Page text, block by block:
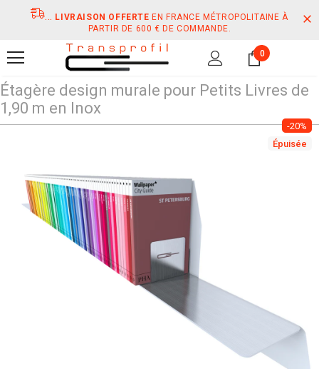
... LIVRAISON OFFERTE EN FRANCE MÉTROPOLITAINE À
PARTIR DE 600 € DE COMMANDE.
0
Étagère design murale pour Petits Livres de
1,90 m en Inox
-20%
Épuisée